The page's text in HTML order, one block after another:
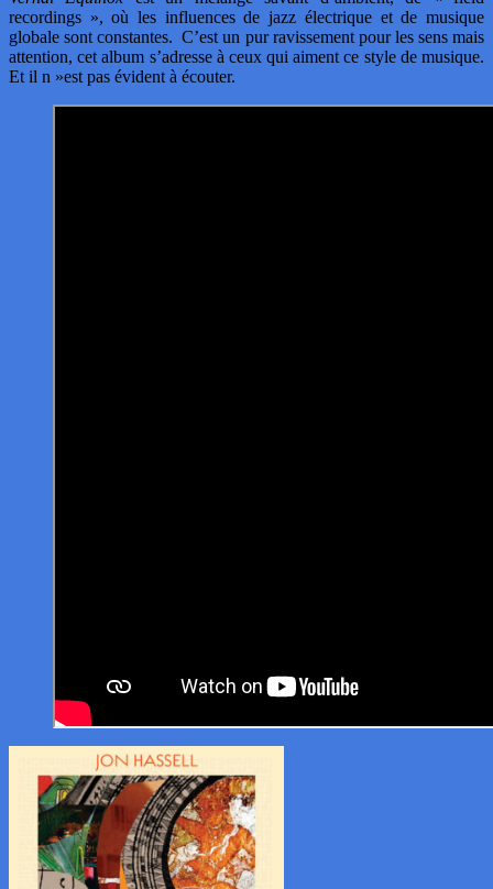
recordings », où les influences de jazz électrique et de musique
globale sont constantes. C’est un pur ravissement pour les sens mais
attention, cet album s’adresse à ceux qui aiment ce style de musique.
Et il n »est pas évident à écouter.